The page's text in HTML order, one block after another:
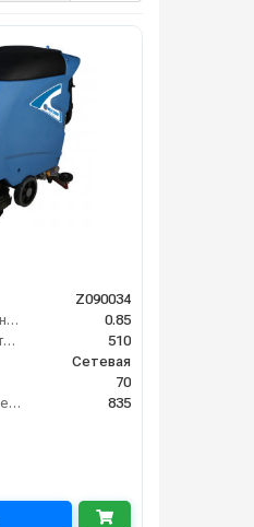
Z090034
Потребляемая мощность (кВт)
0.85
Рабочая ширина щеток (мм)
510
Сетевая
70
Ширина всасывающей балки (мм)
835